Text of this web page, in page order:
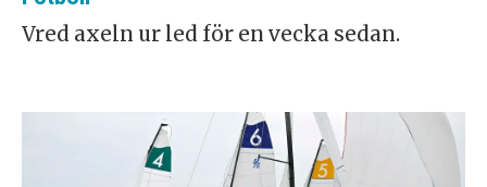
Vred axeln ur led för en vecka sedan.